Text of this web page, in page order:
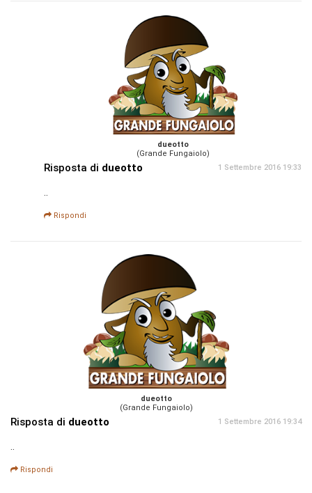
dueotto
(Grande Fungaiolo)
Risposta di dueotto 1 Settembre 2016 19:33
..
Rispondi
dueotto
(Grande Fungaiolo)
Risposta di dueotto 1 Settembre 2016 19:34
..
Rispondi